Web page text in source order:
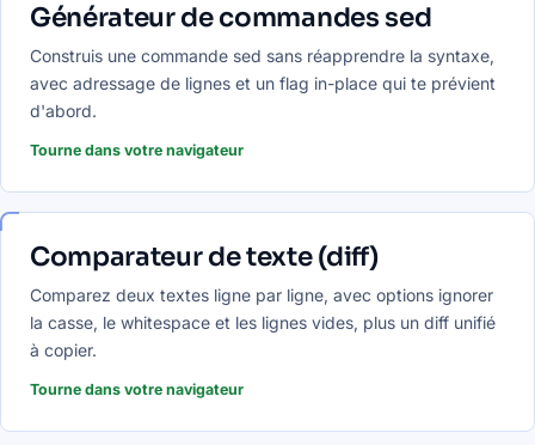
Générateur de commandes sed
Construis une commande sed sans réapprendre la syntaxe,
avec adressage de lignes et un flag in-place qui te prévient
d'abord.
Tourne dans votre navigateur
Comparateur de texte (diff)
Comparez deux textes ligne par ligne, avec options ignorer
la casse, le whitespace et les lignes vides, plus un diff unifié
à copier.
Tourne dans votre navigateur